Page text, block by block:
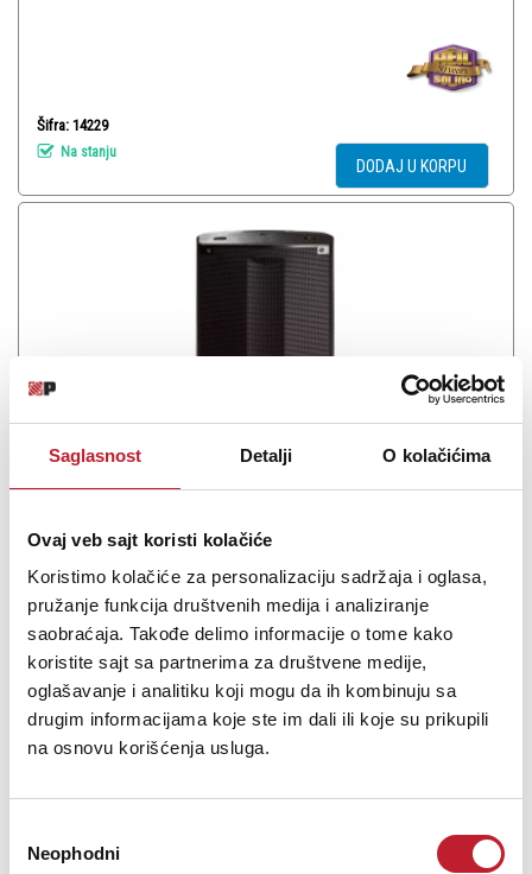
Saglasnost Detalji O kolačićima
Ovaj veb sajt koristi kolačiće
Koristimo kolačiće za personalizaciju sadržaja i oglasa,
pružanje funkcija društvenih medija i analiziranje
saobraćaja. Takođe delimo informacije o tome kako
koristite sajt sa partnerima za društvene medije,
oglašavanje i analitiku koji mogu da ih kombinuju sa
drugim informacijama koje ste im dali ili koje su prikupili
na osnovu korišćenja usluga.
сагласности
Neophodni
Šifra: 14229
Na stanju
DODAJ U KORPU
-Pasivne Zvučne Kutije
59.880,00RSD
73.080,00
FBT is launching the next step in the PROMAXX range of portable
PA enclosures. With a specially developed polypropylene cabinet
and stylish full grille aesthetic, the new PROMAXX by FBT
represents the next step in the evolution of a portable sound
classic.The PROMAXX feature-set is...